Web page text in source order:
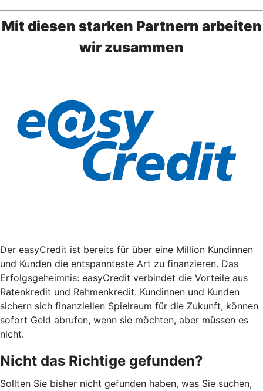
Mit diesen starken Partnern arbeiten
wir zusammen
Der easyCredit ist bereits für über eine Million Kundinnen
und Kunden die entspannteste Art zu finanzieren. Das
Erfolgsgeheimnis: easyCredit verbindet die Vorteile aus
Ratenkredit und Rahmenkredit. Kundinnen und Kunden
sichern sich finanziellen Spielraum für die Zukunft, können
sofort Geld abrufen, wenn sie möchten, aber müssen es
nicht.
Nicht das Richtige gefunden?
Sollten Sie bisher nicht gefunden haben, was Sie suchen,